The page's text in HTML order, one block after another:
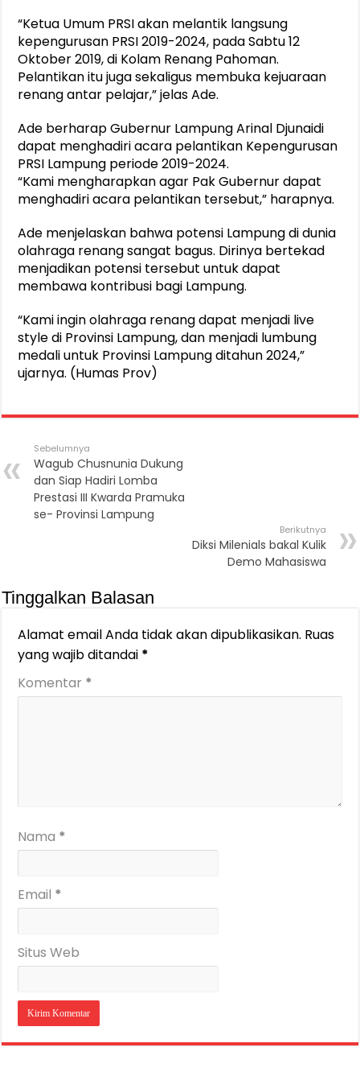
“Ketua Umum PRSI akan melantik langsung
kepengurusan PRSI 2019-2024, pada Sabtu 12
Oktober 2019, di Kolam Renang Pahoman.
Pelantikan itu juga sekaligus membuka kejuaraan
renang antar pelajar,” jelas Ade.
Ade berharap Gubernur Lampung Arinal Djunaidi
dapat menghadiri acara pelantikan Kepengurusan
PRSI Lampung periode 2019-2024.
“Kami mengharapkan agar Pak Gubernur dapat
menghadiri acara pelantikan tersebut,” harapnya.
Ade menjelaskan bahwa potensi Lampung di dunia
olahraga renang sangat bagus. Dirinya bertekad
menjadikan potensi tersebut untuk dapat
membawa kontribusi bagi Lampung.
“Kami ingin olahraga renang dapat menjadi live
style di Provinsi Lampung, dan menjadi lumbung
medali untuk Provinsi Lampung ditahun 2024,”
ujarnya. (Humas Prov)
Sebelumnya
Wagub Chusnunia Dukung
dan Siap Hadiri Lomba
Prestasi III Kwarda Pramuka
se- Provinsi Lampung
Berikutnya
Diksi Milenials bakal Kulik
Demo Mahasiswa
Tinggalkan Balasan
Alamat email Anda tidak akan dipublikasikan. Ruas
yang wajib ditandai *
Komentar *
Nama *
Email *
Situs Web